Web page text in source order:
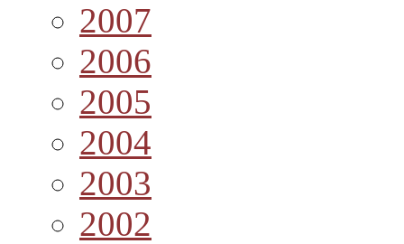
2007
2006
2005
2004
2003
2002